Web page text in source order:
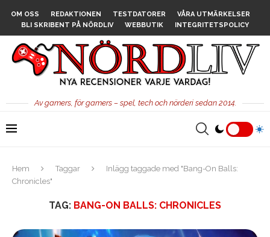
OM OSS REDAKTIONEN TESTDATORER
VÅRA UTMÄRKELSER
BLI SKRIBENT PÅ NÖRDLIV
WEBBUTIK INTEGRITETSPOLICY
Av gamers, för gamers – spel, tech och nörderi sedan 2014.
Hem Taggar
Inlägg taggade med "Bang-On Balls:
Chronicles"
TAG: BANG-ON BALLS: CHRONICLES